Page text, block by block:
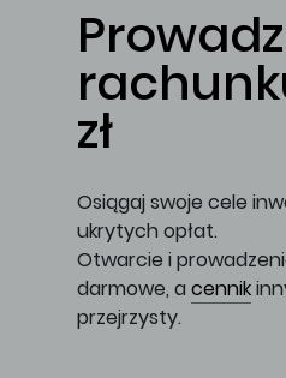
zł
Osiągaj swoje cele
ukrytych opłat.
Otwarcie i
darmowe, a cennik
przejrzysty.